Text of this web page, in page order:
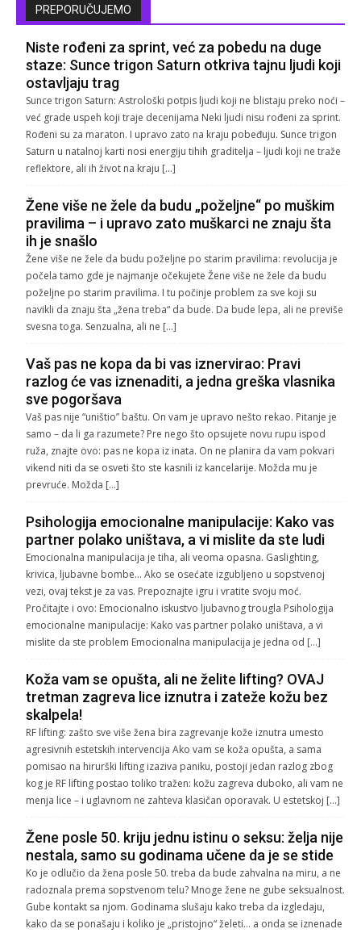
PREPORUČUJEMO
Niste rođeni za sprint, već za pobedu na duge
staze: Sunce trigon Saturn otkriva tajnu ljudi koji
ostavljaju trag
Sunce trigon Saturn: Astrološki potpis ljudi koji ne blistaju preko noći –
već grade uspeh koji traje decenijama Neki ljudi nisu rođeni za sprint.
Rođeni su za maraton. I upravo zato na kraju pobeđuju. Sunce trigon
Saturn u natalnoj karti nosi energiju tihih graditelja – ljudi koji ne traže
reflektore, ali ih život na kraju […]
Žene više ne žele da budu „poželjne“ po muškim
pravilima – i upravo zato muškarci ne znaju šta
ih je snašlo
Žene više ne žele da budu poželjne po starim pravilima: revolucija je
počela tamo gde je najmanje očekujete Žene više ne žele da budu
poželjne po starim pravilima. I tu počinje problem za sve koji su
navikli da znaju šta „žena treba“ da bude. Da bude lepa, ali ne previše
svesna toga. Senzualna, ali ne […]
Vaš pas ne kopa da bi vas iznervirao: Pravi
razlog će vas iznenaditi, a jedna greška vlasnika
sve pogoršava
Vaš pas nije “uništio” baštu. On vam je upravo nešto rekao. Pitanje je
samo – da li ga razumete? Pre nego što opsujete novu rupu ispod
ruža, znajte ovo: pas ne kopa iz inata. On ne planira da vam pokvari
vikend niti da se osveti što ste kasnili iz kancelarije. Možda mu je
prevruće. Možda […]
Psihologija emocionalne manipulacije: Kako vas
partner polako uništava, a vi mislite da ste ludi
Emocionalna manipulacija je tiha, ali veoma opasna. Gaslighting,
krivica, ljubavne bombe… Ako se osećate izgubljeno u sopstvenoj
vezi, ovaj tekst je za vas. Prepoznajte igru i vratite svoju moć.
Pročitajte i ovo: Emocionalno iskustvo ljubavnog trougla Psihologija
emocionalne manipulacije: Kako vas partner polako uništava, a vi
mislite da ste problem Emocionalna manipulacija je jedna od […]
Koža vam se opušta, ali ne želite lifting? OVAJ
tretman zagreva lice iznutra i zateže kožu bez
skalpela!
RF lifting: zašto sve više žena bira zagrevanje kože iznutra umesto
agresivnih estetskih intervencija Ako vam se koža opušta, a sama
pomisao na hirurški lifting izaziva paniku, postoji jedan razlog zbog
kog je RF lifting postao toliko tražen: kožu zagreva duboko, ali vam ne
menja lice – i uglavnom ne zahteva klasičan oporavak. U estetskoj […]
Žene posle 50. kriju jednu istinu o seksu: želja nije
nestala, samo su godinama učene da je se stide
Ko je odlučio da žena posle 50. treba da bude zahvalna na miru, a ne
radoznala prema sopstvenom telu? Mnoge žene ne gube seksualnost.
Gube kontakt sa njom. Godinama slušaju kako treba da izgledaju,
kako da se ponašaju i koliko je „pristojno“ želeti… a onda se iznenade